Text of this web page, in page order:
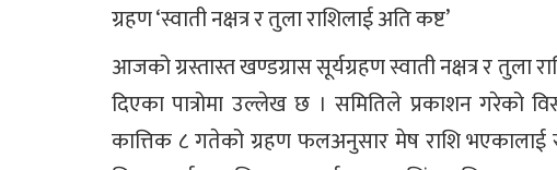
ग्रहण ‘स्वाती नक्षत्र र तुला राशिलाई अति कष्ट’
आजको ग्रस्तास्त खण्डग्रास सूर्यग्रहण स्वाती नक्षत्र र तुला
दिएका पात्रोमा उल्लेख छ । समितिले प्रकाशन गरेको
कात्तिक ८ गतेको ग्रहण फलअनुसार मेष राशि भएकालाई